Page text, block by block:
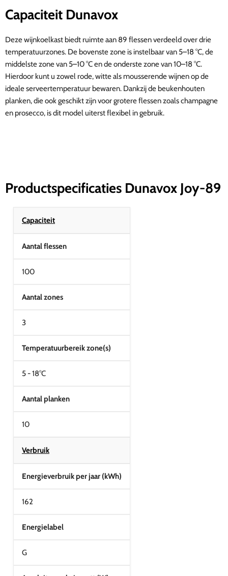
Capaciteit Dunavox
Deze wijnkoelkast biedt ruimte aan 89 flessen verdeeld over drie
temperatuurzones. De bovenste zone is instelbaar van 5–18 °C, de
middelste zone van 5–10 °C en de onderste zone van 10–18 °C.
Hierdoor kunt u zowel rode, witte als mousserende wijnen op de
ideale serveertemperatuur bewaren. Dankzij de beukenhouten
planken, die ook geschikt zijn voor grotere flessen zoals champagne
en prosecco, is dit model uiterst flexibel in gebruik.
Productspecificaties Dunavox Joy-89
Capaciteit
Aantal flessen
100
Aantal zones
3
Temperatuurbereik zone(s)
5 - 18°C
Aantal planken
10
Verbruik
Energieverbruik per jaar (kWh)
162
Energielabel
G